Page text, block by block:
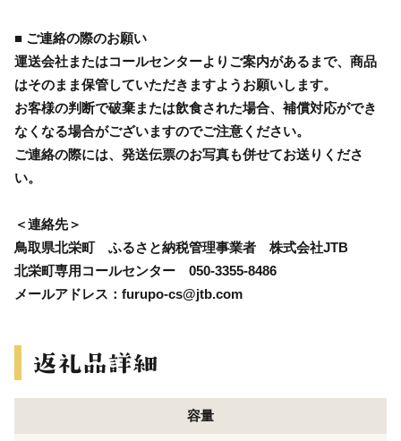
■ ご連絡の際のお願い
運送会社またはコールセンターよりご案内があるまで、商品
はそのまま保管していただきますようお願いします。
お客様の判断で破棄または飲食された場合、補償対応ができ
なくなる場合がございますのでご注意ください。
ご連絡の際には、発送伝票のお写真も併せてお送りくださ
い。
＜連絡先＞
鳥取県北栄町 ふるさと納税管理事業者 株式会社JTB
北栄町専用コールセンター 050-3355-8486
メールアドレス：furupo-cs@jtb.com
容量